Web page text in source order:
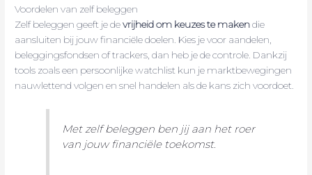
Voordelen van zelf beleggen
Zelf beleggen geeft je devrijheid om keuzes te makendie
aansluiten bij jouw financiële doelen. Kies je voor aandelen,
beleggingsfondsen of trackers, dan heb je de controle. Dankzij
tools zoals een persoonlijke watchlist kun je marktbewegingen
nauwlettend volgen en snel handelen als de kans zich voordoet.
Met zelf beleggen ben jij aan het roer
van jouw financiële toekomst.